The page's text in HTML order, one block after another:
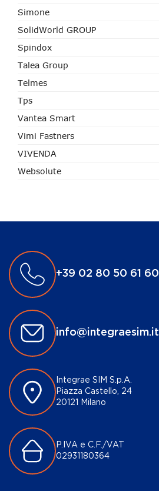
Simone
SolidWorld GROUP
Spindox
Talea Group
Telmes
Tps
Vantea Smart
Vimi Fastners
VIVENDA
Websolute
+39 02 80 50 61 60
info@integraesim.it
Integrae SIM S.p.A.
Piazza Castello, 24
20121 Milano
P.IVA e C.F./VAT
02931180364